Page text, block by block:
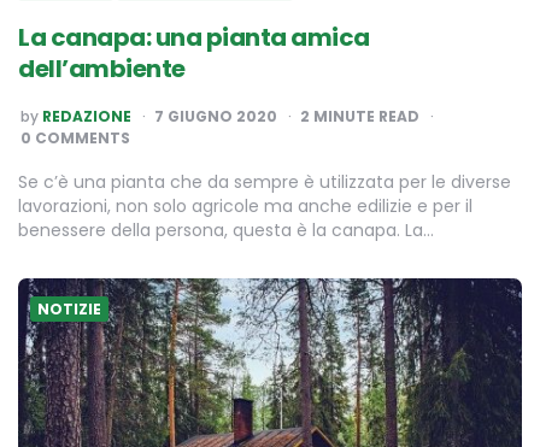
La canapa: una pianta amica
dell’ambiente
POSTED
BY
by REDAZIONE 7 GIUGNO 2020 2 MINUTE READ
0 COMMENTS
Se c’è una pianta che da sempre è utilizzata per le diverse
lavorazioni, non solo agricole ma anche edilizie e per il
benessere della persona, questa è la canapa. La…
NOTIZIE